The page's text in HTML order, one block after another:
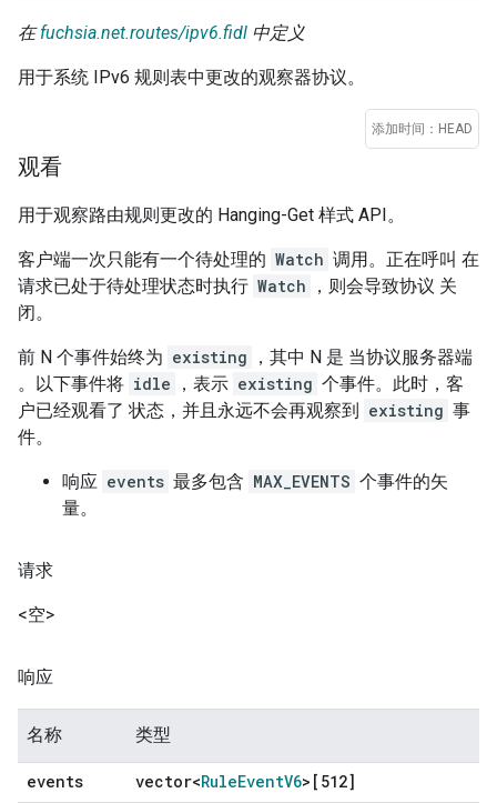
在fuchsia.net.routes/ipv6.fidl 中定义
用于系统 IPv6 规则表中更改的观察器协议。
添加时间：HEAD
观看
用于观察路由规则更改的 Hanging-Get 样式 API。
客户端一次只能有一个待处理的 Watch 调用。正在呼叫 在
请求已处于待处理状态时执行 Watch
，则会导致协议 关
闭。
前 N 个事件始终为 existing
，其中 N 是 当协议服务器端
。以下事件将 idle ，表示 existing 个事件。此时，客
户已经观看了 状态，并且永远不会再观察到
existing 事
件。
响应 events 最多包含 MAX_EVENTS 个事件的矢
量。
请求
<空>
响应
名称 类型
events vector<RuleEventV6>[512]